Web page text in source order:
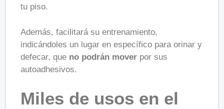
tu piso.
Además, facilitará su entrenamiento,
indicándoles un lugar en específico para orinar y
defecar, que no podrán mover por sus
autoadhesivos.
Miles de usos en el